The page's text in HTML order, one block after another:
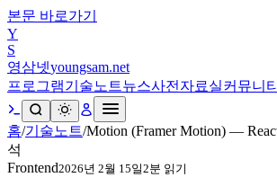
본문 바로가기
Y
S
영삼넷youngsam.net
프로그램기술노트뉴스사전 자료실커뮤니티
홈/기술노트/Motion (Framer Motion) —
석
Frontend2026년 2월 15일2분 읽기